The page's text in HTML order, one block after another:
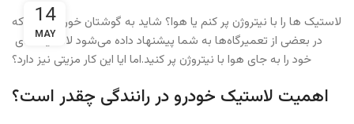
14
MAY
لاستیک ها را با نیتروژن پر کنم یا هوا؟ شاید به گوشتان خورده باشد که
در بعضی از تعمیرگاه‌ها به شما پیشنهاد داده می‌شود لاستیک‌های
خود را به ‌جای هوا با نیتروژن پر کنید.اما ایا این کار مزیتی نیز دارد؟
اهمیت لاستیک خودرو در رانندگی چقدر است؟